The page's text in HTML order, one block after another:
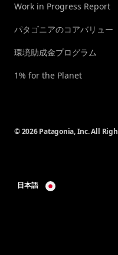
Work in Progress Report
パタゴニアのコアバリュー
環境助成金プログラム
1% for the Planet
© 2026 Patagonia, Inc. All
日本語